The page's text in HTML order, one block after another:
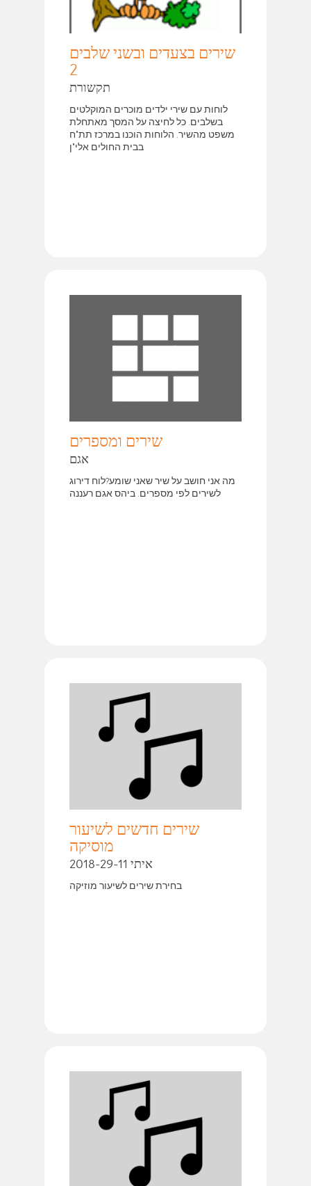
שירים בצעדים ובשני שלבים
2
תקשורת
לוחות עם שירי ילדים מוכרים המוקלטים
בשלבים. כל לחיצה על המסך מאתחלת
משפט מהשיר. הלוחות הוכנו במרכז תת"ח
בבית החולים אלי"ן
שירים ומספרים
אגם
מה אני חושב על שיר שאני שומע?לוח דירוג
לשירים לפי מספרים. ביהס אגם רעננה
שירים חדשים לשיעור
מוסיקה
איתי 2018-29-11
בחירת שירים לשיעור מוזיקה